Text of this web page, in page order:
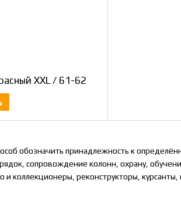
обозначить принадлежность к
сопровождение колонн, охрану,
коллекционеры, реконструкторы,
XXL / 61-62